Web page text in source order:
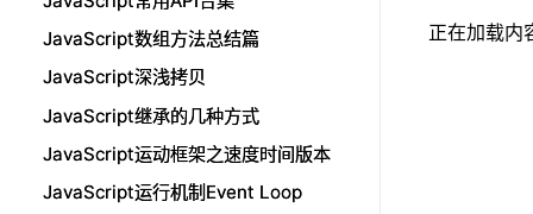
正在加载内
JavaScript数组方法总结篇
JavaScript深浅拷贝
JavaScript继承的几种方式
JavaScript运动框架之速度时间版本
JavaScript运行机制Event Loop
JavaScript数组方法总结篇
JavaScript深浅拷贝
JavaScript继承的几种方式
JavaScript运动框架之速度时间版本
JavaScript运行机制Event Loop